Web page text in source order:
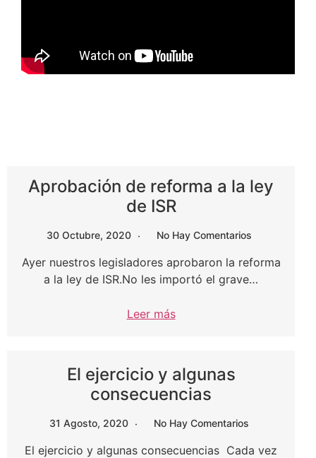
Aprobación de reforma a la ley
de ISR
30 Octubre, 2020 No Hay Comentarios
Ayer nuestros legisladores aprobaron la reforma
a la ley de ISR.No les importó el grave…
Leer más
El ejercicio y algunas
consecuencias
31 Agosto, 2020 No Hay Comentarios
El ejercicio y algunas consecuencias Cada vez